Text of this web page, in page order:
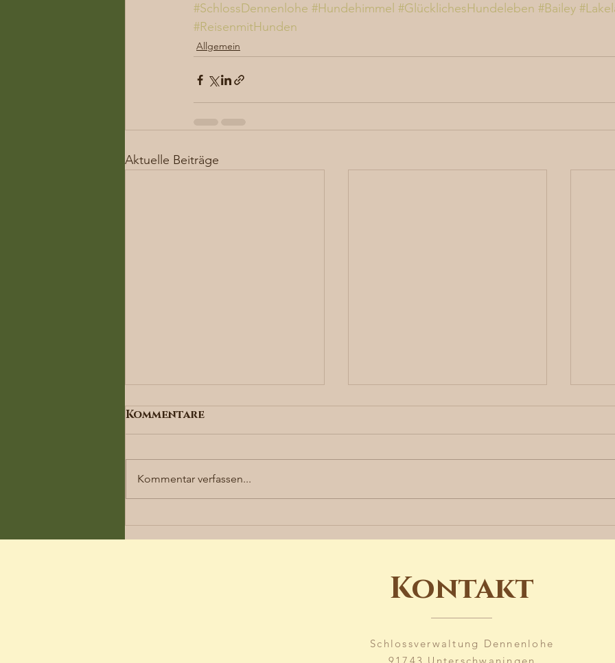
#SchlossDennenlohe #Hundehimmel #GlücklichesHundeleben #Bailey
#ReisenmitHunden
Allgemein
Aktuelle Beiträge
Hundespieltage und
Rosenberg und wilde
Kommentare
Kommentar verfassen...
Kontakt
Schlossverwaltung Dennenlohe